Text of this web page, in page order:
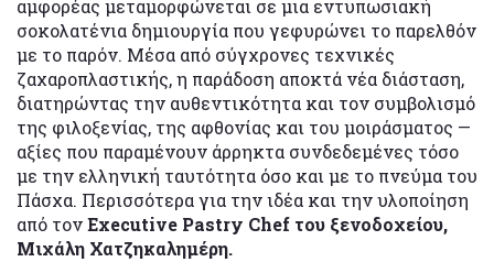
αμφορέας μεταμορφώνεται σε μια εντυπωσιακή
σοκολατένια δημιουργία που γεφυρώνει το παρελθόν
με το παρόν. Μέσα από σύγχρονες τεχνικές
ζαχαροπλαστικής, η παράδοση αποκτά νέα διάσταση,
διατηρώντας την αυθεντικότητα και τον συμβολισμό
της φιλοξενίας, της αφθονίας και του μοιράσματος —
αξίες που παραμένουν άρρηκτα συνδεδεμένες τόσο
με την ελληνική ταυτότητα όσο και με το πνεύμα του
Πάσχα. Περισσότερα για την ιδέα και την υλοποίηση
από τονExecutive Pastry Chef του ξενοδοχείου,
Μιχάλη Χατζηκαλημέρη.